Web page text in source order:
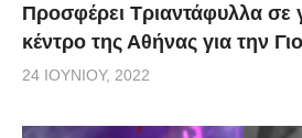
Προσφέρει Τριαντάφυλλα σε
κέντρο της Αθήνας για την
24 ΙΟΥΝΊΟΥ, 2022